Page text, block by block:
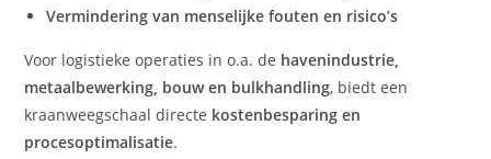
Vermindering van menselijke fouten en risico’s
Voor logistieke operaties in o.a. de havenindustrie,
metaalbewerking, bouw en bulkhandling, biedt een
kraanweegschaal directe kostenbesparing en
procesoptimalisatie.